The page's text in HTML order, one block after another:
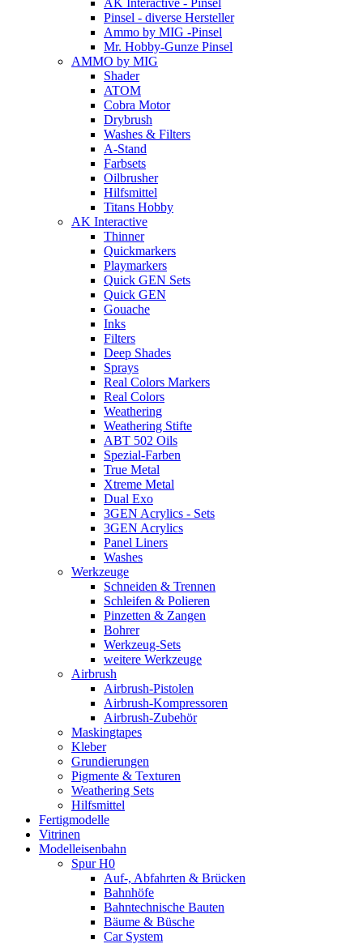
AK Interactive - Pinsel
Pinsel - diverse Hersteller
Ammo by MIG -Pinsel
Mr. Hobby-Gunze Pinsel
AMMO by MIG
Shader
ATOM
Cobra Motor
Drybrush
Washes & Filters
A-Stand
Farbsets
Oilbrusher
Hilfsmittel
Titans Hobby
AK Interactive
Thinner
Quickmarkers
Playmarkers
Quick GEN Sets
Quick GEN
Gouache
Inks
Filters
Deep Shades
Sprays
Real Colors Markers
Real Colors
Weathering
Weathering Stifte
ABT 502 Oils
Spezial-Farben
True Metal
Xtreme Metal
Dual Exo
3GEN Acrylics - Sets
3GEN Acrylics
Panel Liners
Washes
Werkzeuge
Schneiden & Trennen
Schleifen & Polieren
Pinzetten & Zangen
Bohrer
Werkzeug-Sets
weitere Werkzeuge
Airbrush
Airbrush-Pistolen
Airbrush-Kompressoren
Airbrush-Zubehör
Maskingtapes
Kleber
Grundierungen
Pigmente & Texturen
Weathering Sets
Hilfsmittel
Fertigmodelle
Vitrinen
Modelleisenbahn
Spur H0
Auf-, Abfahrten & Brücken
Bahnhöfe
Bahntechnische Bauten
Bäume & Büsche
Car System